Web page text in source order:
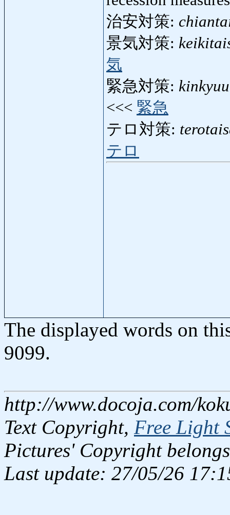
治安対策:
景気対策:
気
緊急対策:
<<< 緊急
テロ対策:
テロ
The displayed words on
9099.
http://www.docoja.com/
Text Copyright, Free Light
Pictures' Copyright
Last update: 27/05/26